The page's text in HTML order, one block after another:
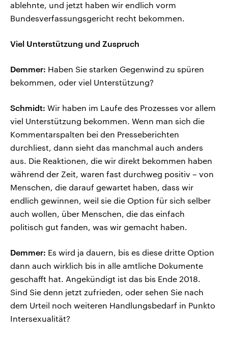
ablehnte, und jetzt haben wir endlich vorm
Bundesverfassungsgericht recht bekommen.
Viel Unterstützung und Zuspruch
Demmer: Haben Sie starken Gegenwind zu spüren
bekommen, oder viel Unterstützung?
Schmidt: Wir haben im Laufe des Prozesses vor allem
viel Unterstützung bekommen. Wenn man sich die
Kommentarspalten bei den Presseberichten
durchliest, dann sieht das manchmal auch anders
aus. Die Reaktionen, die wir direkt bekommen haben
während der Zeit, waren fast durchweg positiv – von
Menschen, die darauf gewartet haben, dass wir
endlich gewinnen, weil sie die Option für sich selber
auch wollen, über Menschen, die das einfach
politisch gut fanden, was wir gemacht haben.
Demmer: Es wird ja dauern, bis es diese dritte Option
dann auch wirklich bis in alle amtliche Dokumente
geschafft hat. Angekündigt ist das bis Ende 2018.
Sind Sie denn jetzt zufrieden, oder sehen Sie nach
dem Urteil noch weiteren Handlungsbedarf in Punkto
Intersexualität?